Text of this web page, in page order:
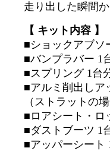
走り出した瞬間
【 キット内容 】
■ショックアブソ
■バンプラバー 1
■スプリング 1台
■アルミ削出しア
（ストラットの
■ロアシート・ロ
■ダストブーツ 1
■アッパーシート